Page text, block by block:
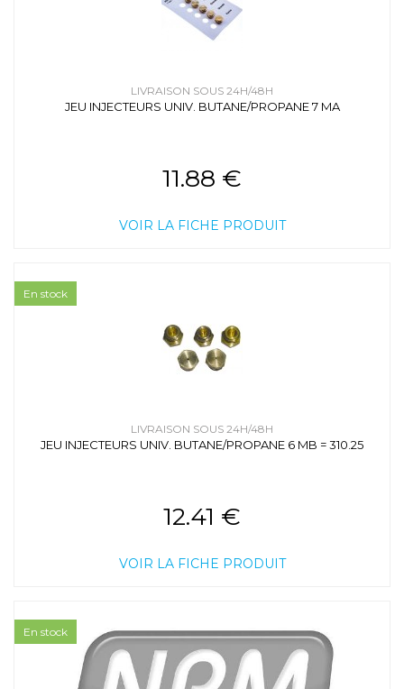
LIVRAISON SOUS 24H/48H
JEU INJECTEURS UNIV. BUTANE/PROPANE 7 MA
11.88 €
VOIR LA FICHE PRODUIT
LIVRAISON SOUS 24H/48H
JEU INJECTEURS UNIV. BUTANE/PROPANE 6 MB = 310.25
12.41 €
VOIR LA FICHE PRODUIT
En stock
En stock